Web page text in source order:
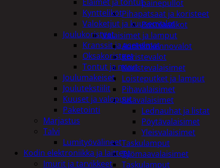
painepullot
Pihapatsaat ja koristeet
Postilaatikot
Valaisimet ja lamput
Aurinkokennovalot
Koristevalot
Koristevalaisimet
Loisteputket ja lamput
Pihavalaisimet
Sisävalaisimet
Lednauhat ja listat
Pöytävalaisimet
Yleisvalaisimet
Taskulamput
Työmaavalaisimet
Taskulamput
Kyntteliköt
Valoketjut ja kuusenvalot
Joulukoristeet
Kranssit ja asetelmat
Oksakoristeet
Tontut ja muut
Joulumakeiset
Joulutekstiilit
Kuuset ja valopuut
Paketointi
Marjastus
Talvi
Lumityövälineet
Kodin elektroniikka ja laitteet
Imurit ja tarvikkeet